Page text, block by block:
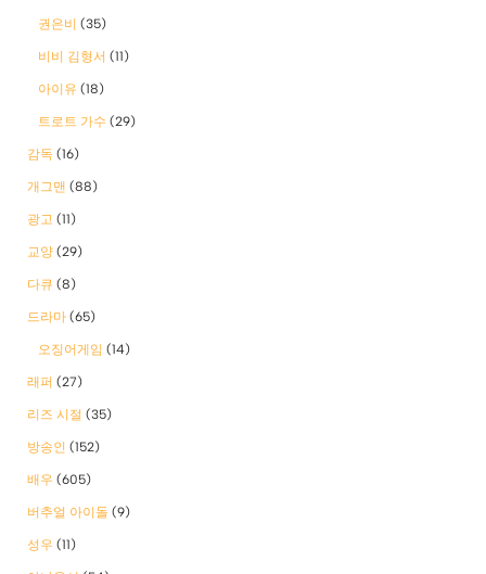
권은비 (35)
비비 김형서 (11)
아이유 (18)
트로트 가수 (29)
감독 (16)
개그맨 (88)
광고 (11)
교양 (29)
다큐 (8)
드라마 (65)
오징어게임 (14)
래퍼 (27)
리즈 시절 (35)
방송인 (152)
배우 (605)
버추얼 아이돌 (9)
성우 (11)